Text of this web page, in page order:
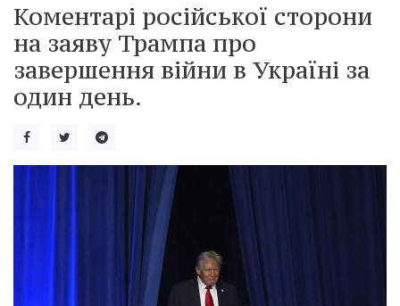
Коментарі російської сторони
на заяву Трампа про
завершення війни в Україні за
один день.